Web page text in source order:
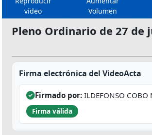
vídeo
Volumen
Pleno Ordinario de 27 de
Firma electrónica del VideoActa
Firmado por: ILDEFONSO COBO
Firma válida